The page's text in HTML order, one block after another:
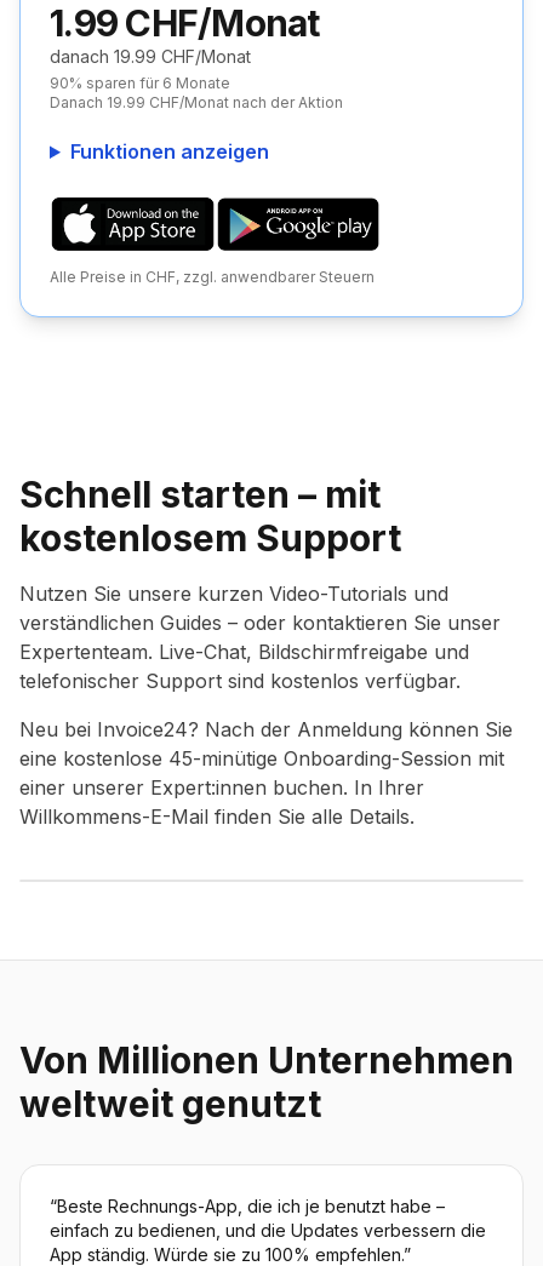
1.99 CHF/Monat
danach 19.99 CHF/Monat
90% sparen für 6 Monate
Danach 19.99 CHF/Monat nach der Aktion
Funktionen anzeigen
Alle Preise in CHF, zzgl. anwendbarer Steuern
Schnell starten – mit
kostenlosem Support
Nutzen Sie unsere kurzen Video-Tutorials und
verständlichen Guides – oder kontaktieren Sie unser
Expertenteam. Live-Chat, Bildschirmfreigabe und
telefonischer Support sind kostenlos verfügbar.
Neu bei Invoice24? Nach der Anmeldung können Sie
eine kostenlose 45-minütige Onboarding-Session mit
einer unserer Expert:innen buchen. In Ihrer
Willkommens-E-Mail finden Sie alle Details.
Von Millionen Unternehmen
weltweit genutzt
“Beste Rechnungs-App, die ich je benutzt habe –
einfach zu bedienen, und die Updates verbessern die
App ständig. Würde sie zu 100% empfehlen.”